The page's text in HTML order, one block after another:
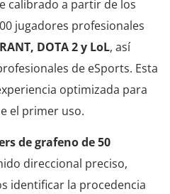
calibrado a partir de los
jugadores profesionales
DOTA 2 y LoL, así
de eSports. Esta
optimizada para
el primer uso.
de grafeno de 50
direccional preciso,
identificar la procedencia